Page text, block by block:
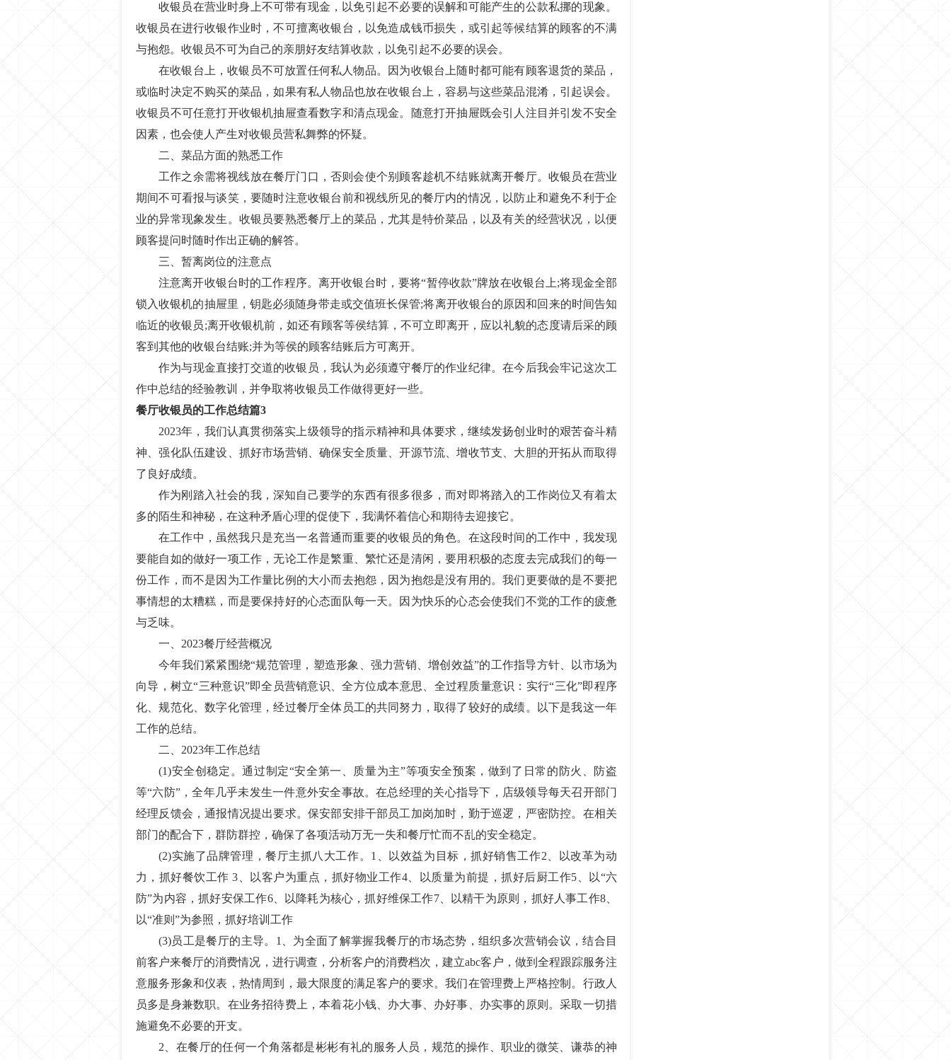
收银员在营业时身上不可带有现金，以免引起不必要的误解和可能产生的公款私挪的现象。
收银员在进行收银作业时，不可擅离收银台，以免造成钱币损失，或引起等候结算的顾客的不满
与抱怨。收银员不可为自己的亲朋好友结算收款，以免引起不必要的误会。
在收银台上，收银员不可放置任何私人物品。因为收银台上随时都可能有顾客退货的菜品，
或临时决定不购买的菜品，如果有私人物品也放在收银台上，容易与这些菜品混淆，引起误会。
收银员不可任意打开收银机抽屉查看数字和清点现金。随意打开抽屉既会引人注目并引发不安全
因素，也会使人产生对收银员营私舞弊的怀疑。
二、菜品方面的熟悉工作
工作之余需将视线放在餐厅门口，否则会使个别顾客趁机不结账就离开餐厅。收银员在营业
期间不可看报与谈笑，要随时注意收银台前和视线所见的餐厅内的情况，以防止和避免不利于企
业的异常现象发生。收银员要熟悉餐厅上的菜品，尤其是特价菜品，以及有关的经营状况，以便
顾客提问时随时作出正确的解答。
三、暂离岗位的注意点
注意离开收银台时的工作程序。离开收银台时，要将“暂停收款”牌放在收银台上;将现金全部
锁入收银机的抽屉里，钥匙必须随身带走或交值班长保管;将离开收银台的原因和回来的时间告知
临近的收银员;离开收银机前，如还有顾客等侯结算，不可立即离开，应以礼貌的态度请后采的顾
客到其他的收银台结账;并为等侯的顾客结账后方可离开。
作为与现金直接打交道的收银员，我认为必须遵守餐厅的作业纪律。在今后我会牢记这次工
作中总结的经验教训，并争取将收银员工作做得更好一些。
餐厅收银员的工作总结篇3
2023年，我们认真贯彻落实上级领导的指示精神和具体要求，继续发扬创业时的艰苦奋斗精
神、强化队伍建设、抓好市场营销、确保安全质量、开源节流、增收节支、大胆的开拓从而取得
了良好成绩。
作为刚踏入社会的我，深知自己要学的东西有很多很多，而对即将踏入的工作岗位又有着太
多的陌生和神秘，在这种矛盾心理的促使下，我满怀着信心和期待去迎接它。
在工作中，虽然我只是充当一名普通而重要的收银员的角色。在这段时间的工作中，我发现
要能自如的做好一项工作，无论工作是繁重、繁忙还是清闲，要用积极的态度去完成我们的每一
份工作，而不是因为工作量比例的大小而去抱怨，因为抱怨是没有用的。我们更要做的是不要把
事情想的太糟糕，而是要保持好的心态面队每一天。因为快乐的心态会使我们不觉的工作的疲惫
与乏味。
一、2023餐厅经营概况
今年我们紧紧围绕“规范管理，塑造形象、强力营销、增创效益”的工作指导方针、以市场为
向导，树立“三种意识”即全员营销意识、全方位成本意思、全过程质量意识：实行“三化”即程序
化、规范化、数字化管理，经过餐厅全体员工的共同努力，取得了较好的成绩。以下是我这一年
工作的总结。
二、2023年工作总结
(1)安全创稳定。通过制定“安全第一、质量为主”等项安全预案，做到了日常的防火、防盗
等“六防”，全年几乎未发生一件意外安全事故。在总经理的关心指导下，店级领导每天召开部门
经理反馈会，通报情况提出要求。保安部安排干部员工加岗加时，勤于巡逻，严密防控。在相关
部门的配合下，群防群控，确保了各项活动万无一失和餐厅忙而不乱的安全稳定。
(2)实施了品牌管理，餐厅主抓八大工作。1、以效益为目标，抓好销售工作2、以改革为动
力，抓好餐饮工作 3、以客户为重点，抓好物业工作4、以质量为前提，抓好后厨工作5、以“六
防”为内容，抓好安保工作6、以降耗为核心，抓好维保工作7、以精干为原则，抓好人事工作8、
以“准则”为参照，抓好培训工作
(3)员工是餐厅的主导。1、为全面了解掌握我餐厅的市场态势，组织多次营销会议，结合目
前客户来餐厅的消费情况，进行调查，分析客户的消费档次，建立abc客户，做到全程跟踪服务注
意服务形象和仪表，热情周到，最大限度的满足客户的要求。我们在管理费上严格控制。行政人
员多是身兼数职。在业务招待费上，本着花小钱、办大事、办好事、办实事的原则。采取一切措
施避免不必要的开支。
2、在餐厅的任何一个角落都是彬彬有礼的服务人员，规范的操作、职业的微笑、谦恭的神